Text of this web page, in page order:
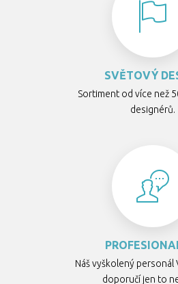
SVĚTOVÝ
Sortiment od více než
designérů.
Náš vyškolený personál
doporučí jen to